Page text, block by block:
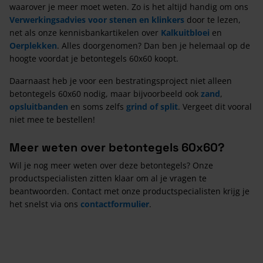
waarover je meer moet weten. Zo is het altijd handig om ons
Verwerkingsadvies voor stenen en klinkers door te lezen,
net als onze kennisbankartikelen over Kalkuitbloei en
Oerplekken. Alles doorgenomen? Dan ben je helemaal op de
hoogte voordat je betontegels 60x60 koopt.
Daarnaast heb je voor een bestratingsproject niet alleen
betontegels 60x60 nodig, maar bijvoorbeeld ook zand,
opsluitbanden en soms zelfs grind of split. Vergeet dit vooral
niet mee te bestellen!
Meer weten over betontegels 60x60?
Wil je nog meer weten over deze betontegels? Onze
productspecialisten zitten klaar om al je vragen te
beantwoorden. Contact met onze productspecialisten krijg je
het snelst via ons contactformulier.